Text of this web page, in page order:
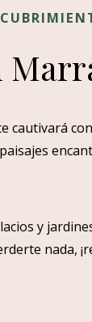
cautivará
y
nada,